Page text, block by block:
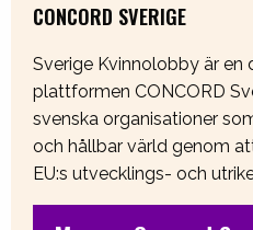
CONCORD SVERIGE
Sverige Kvinnolobby är en
plattformen CONCORD
svenska organisationer
och hållbar värld genom
EU:s utvecklings- och